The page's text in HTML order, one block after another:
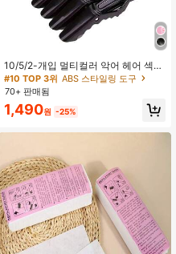
10/5/2-개입 멀티컬러 악어 헤어 섹셔
닝 클립 - 내구성 있는 미끄럼 방지 그
립, 헤어 염색, 펌, 섹셔닝을 위한 쉬운
스타일링 및 살롱 사용 - 헤어드레서
와 가정용 사용자를 위한 프리미엄 플
라스틱 악어 클립
#10 TOP 3위 ABS 스타일링 도구
70+ 판매됨
1,490원 -25%